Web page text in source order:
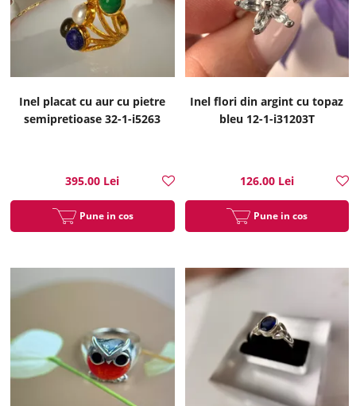
Inel placat cu aur cu pietre
semipretioase 32-1-i5263
395.00 Lei
Pune in cos
Inel flori din argint cu topaz
bleu 12-1-i31203T
126.00 Lei
Pune in cos